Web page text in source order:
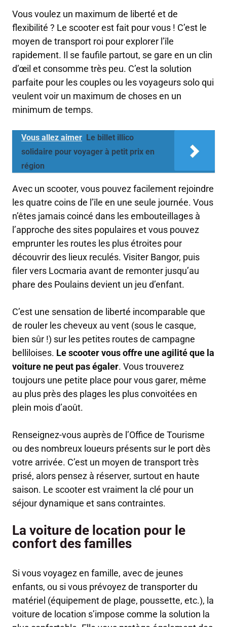
Vous voulez un maximum de liberté et de
flexibilité ? Le scooter est fait pour vous ! C’est le
moyen de transport roi pour explorer l’île
rapidement. Il se faufile partout, se gare en un clin
d’œil et consomme très peu. C’est la solution
parfaite pour les couples ou les voyageurs solo qui
veulent voir un maximum de choses en un
minimum de temps.
Vous allez aimer Le billet illico
solidaire pour voyager à petit prix en
région
Avec un scooter, vous pouvez facilement rejoindre
les quatre coins de l’île en une seule journée. Vous
n’êtes jamais coincé dans les embouteillages à
l’approche des sites populaires et vous pouvez
emprunter les routes les plus étroites pour
découvrir des lieux reculés. Visiter Bangor, puis
filer vers Locmaria avant de remonter jusqu’au
phare des Poulains devient un jeu d’enfant.
C’est une sensation de liberté incomparable que
de rouler les cheveux au vent (sous le casque,
bien sûr !) sur les petites routes de campagne
belliloises. Le scooter vous offre une agilité que la
voiture ne peut pas égaler. Vous trouverez
toujours une petite place pour vous garer, même
au plus près des plages les plus convoitées en
plein mois d’août.
Renseignez-vous auprès de l’Office de Tourisme
ou des nombreux loueurs présents sur le port dès
votre arrivée. C’est un moyen de transport très
prisé, alors pensez à réserver, surtout en haute
saison. Le scooter est vraiment la clé pour un
séjour dynamique et sans contraintes.
La voiture de location pour le
confort des familles
Si vous voyagez en famille, avec de jeunes
enfants, ou si vous prévoyez de transporter du
matériel (équipement de plage, poussette, etc.), la
voiture de location s’impose comme la solution la